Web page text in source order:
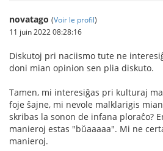
novatago (Voir le profil)
11 juin 2022 08:28:16
Diskutoj pri naciismo tute ne
doni mian opinion sen plia diskuto.
Tamen, mi interesiĝas pri kulturaj
foje ŝajne, mi nevole malklarigis
skribas la sonon de infana ploraĉo?
manieroj estas "bŭaaaaa". Mi ne
manieroj.